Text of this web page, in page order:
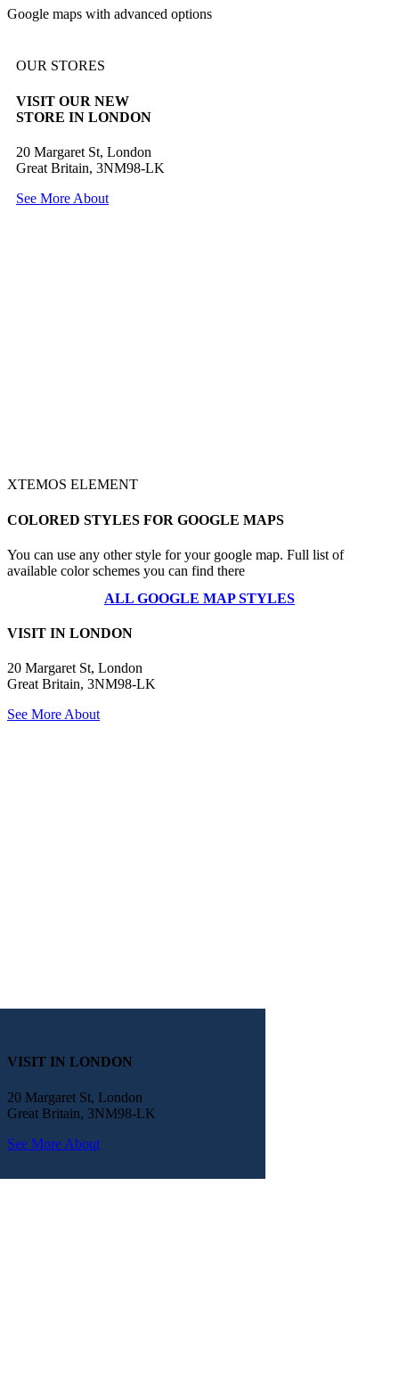
Google maps with advanced options
OUR STORES
VISIT OUR NEW
STORE IN LONDON
20 Margaret St, London
Great Britain, 3NM98-LK
See More About
XTEMOS ELEMENT
COLORED STYLES FOR GOOGLE MAPS
You can use any other style for your google map. Full list of
available color schemes you can find there
ALL GOOGLE MAP STYLES
VISIT IN LONDON
20 Margaret St, London
Great Britain, 3NM98-LK
See More About
VISIT IN LONDON
20 Margaret St, London
Great Britain, 3NM98-LK
See More About